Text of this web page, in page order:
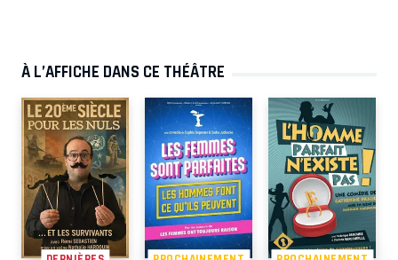
À L’AFFICHE DANS CE THÉÂTRE